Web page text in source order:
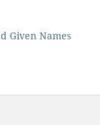
Given Names